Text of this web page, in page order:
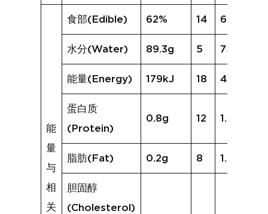
能
量
与
相
关
食部(Edible) 62% 14 68%
水分(Water) 89.3g 5 75.5g
能量(Energy) 179kJ 18 420kJ
蛋白质
(Protein)
0.8g 12 1.4g
脂肪(Fat) 0.2g 8 1.0g
胆固醇
(Cholesterol)